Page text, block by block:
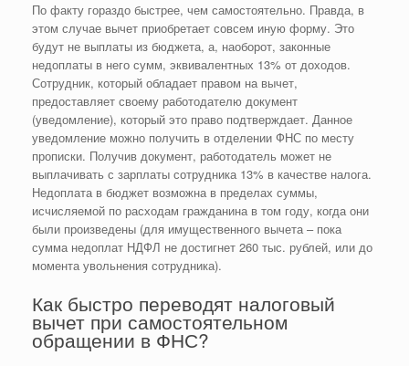
По факту гораздо быстрее, чем самостоятельно. Правда, в
этом случае вычет приобретает совсем иную форму. Это
будут не выплаты из бюджета, а, наоборот, законные
недоплаты в него сумм, эквивалентных 13% от доходов.
Сотрудник, который обладает правом на вычет,
предоставляет своему работодателю документ
(уведомление), который это право подтверждает. Данное
уведомление можно получить в отделении ФНС по месту
прописки. Получив документ, работодатель может не
выплачивать с зарплаты сотрудника 13% в качестве налога.
Недоплата в бюджет возможна в пределах суммы,
исчисляемой по расходам гражданина в том году, когда они
были произведены (для имущественного вычета – пока
сумма недоплат НДФЛ не достигнет 260 тыс. рублей, или до
момента увольнения сотрудника).
Как быстро переводят налоговый
вычет при самостоятельном
обращении в ФНС?